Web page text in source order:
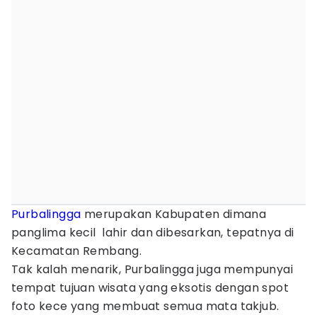
Purbalingga merupakan Kabupaten dimana
panglima kecil lahir dan dibesarkan, tepatnya di
Kecamatan Rembang.
Tak kalah menarik, Purbalingga juga mempunyai
tempat tujuan wisata yang eksotis dengan spot
foto kece yang membuat semua mata takjub.